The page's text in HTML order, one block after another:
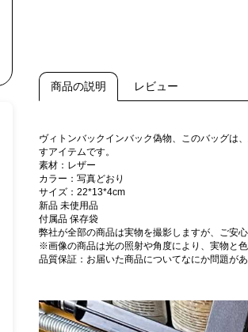
商品の説明 レビュー
ヴィトンバックインバック偽物、このバッグは
すアイテムです。
素材：レザー
カラー：写真どおり
サイズ：22*13*4cm
新品 未使用品
付属品 保存袋
弊社が全部の商品は実物を撮影しますが、ご安
※画像の商品は光の照射や角度により、実物と
品質保証：お届いた商品についてなにか問題が